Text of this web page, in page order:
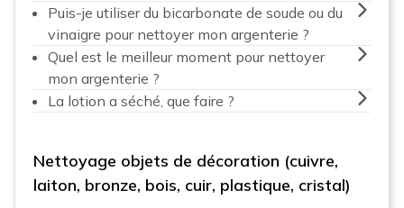
Puis-je utiliser du bicarbonate de soude ou du
vinaigre pour nettoyer mon argenterie ?
Quel est le meilleur moment pour nettoyer
mon argenterie ?
La lotion a séché, que faire ?
Nettoyage objets de décoration (cuivre,
laiton, bronze, bois, cuir, plastique, cristal)